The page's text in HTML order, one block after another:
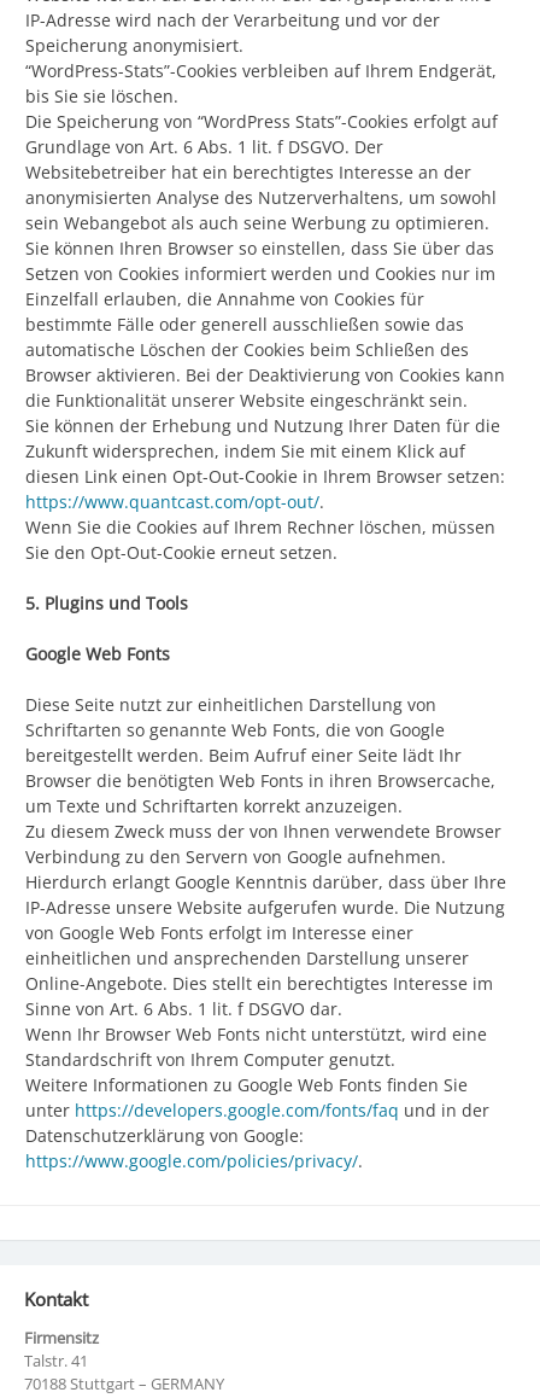
IP-Adresse wird nach der Verarbeitung und vor der
Speicherung anonymisiert.
“WordPress-Stats”-Cookies verbleiben auf Ihrem Endgerät,
bis Sie sie löschen.
Die Speicherung von “WordPress Stats”-Cookies erfolgt auf
Grundlage von Art. 6 Abs. 1 lit. f DSGVO. Der
Websitebetreiber hat ein berechtigtes Interesse an der
anonymisierten Analyse des Nutzerverhaltens, um sowohl
sein Webangebot als auch seine Werbung zu optimieren.
Sie können Ihren Browser so einstellen, dass Sie über das
Setzen von Cookies informiert werden und Cookies nur im
Einzelfall erlauben, die Annahme von Cookies für
bestimmte Fälle oder generell ausschließen sowie das
automatische Löschen der Cookies beim Schließen des
Browser aktivieren. Bei der Deaktivierung von Cookies kann
die Funktionalität unserer Website eingeschränkt sein.
Sie können der Erhebung und Nutzung Ihrer Daten für die
Zukunft widersprechen, indem Sie mit einem Klick auf
diesen Link einen Opt-Out-Cookie in Ihrem Browser setzen:
https://www.quantcast.com/opt-out/.
Wenn Sie die Cookies auf Ihrem Rechner löschen, müssen
Sie den Opt-Out-Cookie erneut setzen.
5. Plugins und Tools
Google Web Fonts
Diese Seite nutzt zur einheitlichen Darstellung von
Schriftarten so genannte Web Fonts, die von Google
bereitgestellt werden. Beim Aufruf einer Seite lädt Ihr
Browser die benötigten Web Fonts in ihren Browsercache,
um Texte und Schriftarten korrekt anzuzeigen.
Zu diesem Zweck muss der von Ihnen verwendete Browser
Verbindung zu den Servern von Google aufnehmen.
Hierdurch erlangt Google Kenntnis darüber, dass über Ihre
IP-Adresse unsere Website aufgerufen wurde. Die Nutzung
von Google Web Fonts erfolgt im Interesse einer
einheitlichen und ansprechenden Darstellung unserer
Online-Angebote. Dies stellt ein berechtigtes Interesse im
Sinne von Art. 6 Abs. 1 lit. f DSGVO dar.
Wenn Ihr Browser Web Fonts nicht unterstützt, wird eine
Standardschrift von Ihrem Computer genutzt.
Weitere Informationen zu Google Web Fonts finden Sie
unter https://developers.google.com/fonts/faq und in der
Datenschutzerklärung von Google:
https://www.google.com/policies/privacy/.
Kontakt
Firmensitz
Talstr. 41
70188 Stuttgart – GERMANY